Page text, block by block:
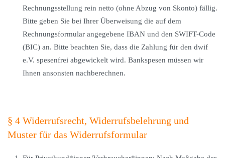
Rechnungsstellung rein netto (ohne Abzug von Skonto) fällig.
Bitte geben Sie bei Ihrer Überweisung die auf dem
Rechnungsformular angegebene IBAN und den SWIFT-Code
(BIC) an. Bitte beachten Sie, dass die Zahlung für den dwif
e.V. spesenfrei abgewickelt wird. Bankspesen müssen wir
Ihnen ansonsten nachberechnen.
§ 4 Widerrufsrecht, Widerrufsbelehrung und
Muster für das Widerrufsformular